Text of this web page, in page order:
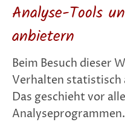
Analyse-Tools
anbietern
Beim Besuch dieser
Verhalten statistisch
Das geschieht vor
Analyseprogrammen.